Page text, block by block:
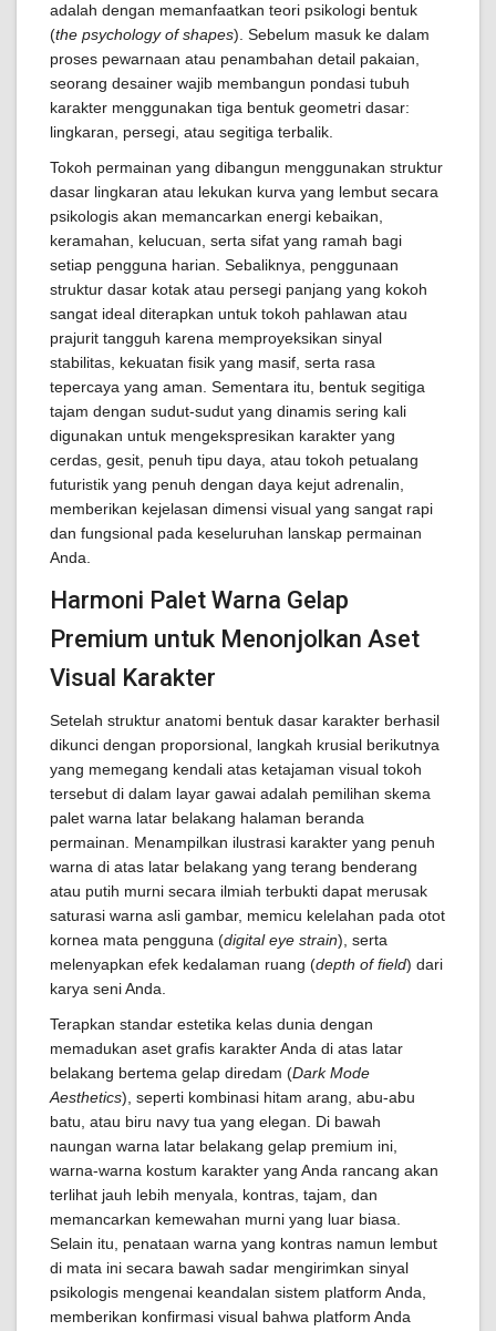
adalah dengan memanfaatkan teori psikologi bentuk
(the psychology of shapes). Sebelum masuk ke dalam
proses pewarnaan atau penambahan detail pakaian,
seorang desainer wajib membangun pondasi tubuh
karakter menggunakan tiga bentuk geometri dasar:
lingkaran, persegi, atau segitiga terbalik.
Tokoh permainan yang dibangun menggunakan struktur
dasar lingkaran atau lekukan kurva yang lembut secara
psikologis akan memancarkan energi kebaikan,
keramahan, kelucuan, serta sifat yang ramah bagi
setiap pengguna harian. Sebaliknya, penggunaan
struktur dasar kotak atau persegi panjang yang kokoh
sangat ideal diterapkan untuk tokoh pahlawan atau
prajurit tangguh karena memproyeksikan sinyal
stabilitas, kekuatan fisik yang masif, serta rasa
tepercaya yang aman. Sementara itu, bentuk segitiga
tajam dengan sudut-sudut yang dinamis sering kali
digunakan untuk mengekspresikan karakter yang
cerdas, gesit, penuh tipu daya, atau tokoh petualang
futuristik yang penuh dengan daya kejut adrenalin,
memberikan kejelasan dimensi visual yang sangat rapi
dan fungsional pada keseluruhan lanskap permainan
Anda.
Harmoni Palet Warna Gelap
Premium untuk Menonjolkan Aset
Visual Karakter
Setelah struktur anatomi bentuk dasar karakter berhasil
dikunci dengan proporsional, langkah krusial berikutnya
yang memegang kendali atas ketajaman visual tokoh
tersebut di dalam layar gawai adalah pemilihan skema
palet warna latar belakang halaman beranda
permainan. Menampilkan ilustrasi karakter yang penuh
warna di atas latar belakang yang terang benderang
atau putih murni secara ilmiah terbukti dapat merusak
saturasi warna asli gambar, memicu kelelahan pada otot
kornea mata pengguna (digital eye strain), serta
melenyapkan efek kedalaman ruang (depth of field) dari
karya seni Anda.
Terapkan standar estetika kelas dunia dengan
memadukan aset grafis karakter Anda di atas latar
belakang bertema gelap diredam (Dark Mode
Aesthetics), seperti kombinasi hitam arang, abu-abu
batu, atau biru navy tua yang elegan. Di bawah
naungan warna latar belakang gelap premium ini,
warna-warna kostum karakter yang Anda rancang akan
terlihat jauh lebih menyala, kontras, tajam, dan
memancarkan kemewahan murni yang luar biasa.
Selain itu, penataan warna yang kontras namun lembut
di mata ini secara bawah sadar mengirimkan sinyal
psikologis mengenai keandalan sistem platform Anda,
memberikan konfirmasi visual bahwa platform Anda